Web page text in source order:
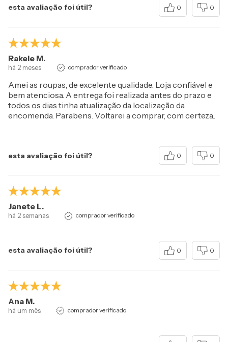
esta avaliação foi útil? 0 0
Rakele M.
há 2 meses comprador verificado
Amei as roupas, de excelente qualidade. Loja confiável e
bem atenciosa. A entrega foi realizada antes do prazo e
todos os dias tinha atualização da localização da
encomenda. Parabens. Voltarei a comprar, com certeza..
esta avaliação foi útil? 0 0
Janete L.
há 2 semanas comprador verificado
esta avaliação foi útil? 0 0
Ana M.
há um mês comprador verificado